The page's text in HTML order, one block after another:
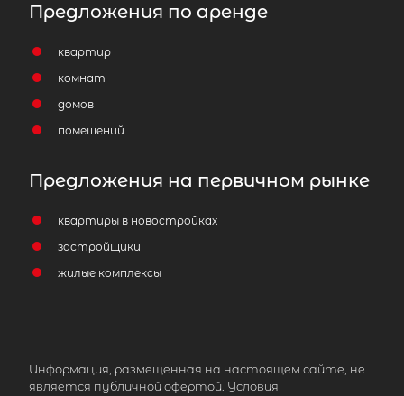
Предложения по аренде
квартир
комнат
домов
помещений
Предложения на первичном рынке
квартиры в новостройках
застройщики
жилые комплексы
Информация, размещенная на настоящем сайте, не
является публичной офертой. Условия